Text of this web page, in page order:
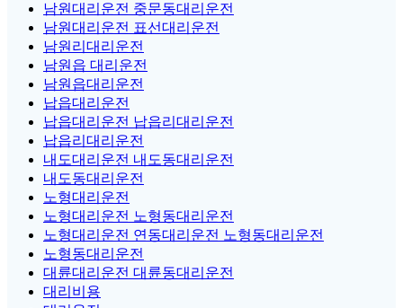
남원대리운전 중문동대리운전
남원대리운전 표선대리운전
남원리대리운전
남원읍 대리운전
남원읍대리운전
납읍대리운전
납읍대리운전 납읍리대리운전
납읍리대리운전
내도대리운전 내도동대리운전
내도동대리운전
노형대리운전
노형대리운전 노형동대리운전
노형대리운전 연동대리운전 노형동대리운전
노형동대리운전
대륜대리운전 대륜동대리운전
대리비용